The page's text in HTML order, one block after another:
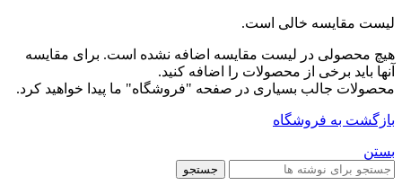
لیست مقایسه خالی است.
هیچ محصولی در لیست مقایسه اضافه نشده است. برای مقایسه
آنها باید برخی از محصولات را اضافه کنید.
محصولات جالب بسیاری در صفحه "فروشگاه" ما پیدا خواهید کرد.
بازگشت به فروشگاه
بستن
جستجو